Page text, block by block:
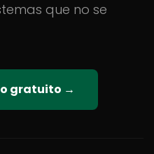
que no se
gratuito →